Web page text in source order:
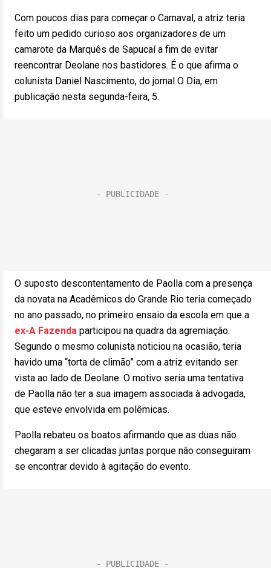
Com poucos dias para começar o Carnaval, a atriz teria
feito um pedido curioso aos organizadores de um
camarote da Marquês de Sapucaí a fim de evitar
reencontrar Deolane nos bastidores. É o que afirma o
colunista Daniel Nascimento, do jornal O Dia, em
publicação nesta segunda-feira, 5.
O suposto descontentamento de Paolla com a presença
da novata na Acadêmicos do Grande Rio teria começado
no ano passado, no primeiro ensaio da escola em que a
ex-A Fazenda participou na quadra da agremiação.
Segundo o mesmo colunista noticiou na ocasião, teria
havido uma “torta de climão” com a atriz evitando ser
vista ao lado de Deolane. O motivo seria uma tentativa
de Paolla não ter a sua imagem associada à advogada,
que esteve envolvida em polêmicas.
Paolla rebateu os boatos afirmando que as duas não
chegaram a ser clicadas juntas porque não conseguiram
se encontrar devido à agitação do evento.